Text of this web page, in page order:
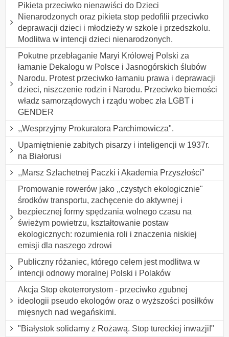
Pikieta przeciwko nienawiści do Dzieci
Nienarodzonych oraz pikieta stop pedofilii przeciwko
deprawacji dzieci i młodzieży w szkole i przedszkolu.
Modlitwa w intencji dzieci nienarodzonych.
Pokutne przebłaganie Maryi Królowej Polski za
łamanie Dekalogu w Polsce i Jasnogórskich ślubów
Narodu. Protest przeciwko łamaniu prawa i deprawacji
dzieci, niszczenie rodzin i Narodu. Przeciwko bierności
władz samorządowych i rządu wobec zła LGBT i
GENDER
,,Wesprzyjmy Prokuratora Parchimowicza".
Upamiętnienie zabitych pisarzy i inteligencji w 1937r.
na Białorusi
,,Marsz Szlachetnej Paczki i Akademia Przyszłości"
Promowanie rowerów jako ,,czystych ekologicznie"
środków transportu, zachęcenie do aktywnej i
bezpiecznej formy spędzania wolnego czasu na
świeżym powietrzu, kształtowanie postaw
ekologicznych: rozumienia roli i znaczenia niskiej
emisji dla naszego zdrowi
Publiczny różaniec, którego celem jest modlitwa w
intencji odnowy moralnej Polski i Polaków
Akcja Stop ekoterrorystom - przeciwko zgubnej
ideologii pseudo ekologów oraz o wyższości posiłków
mięsnych nad wegańskimi.
"Białystok solidarny z Rożawą. Stop tureckiej inwazji!"